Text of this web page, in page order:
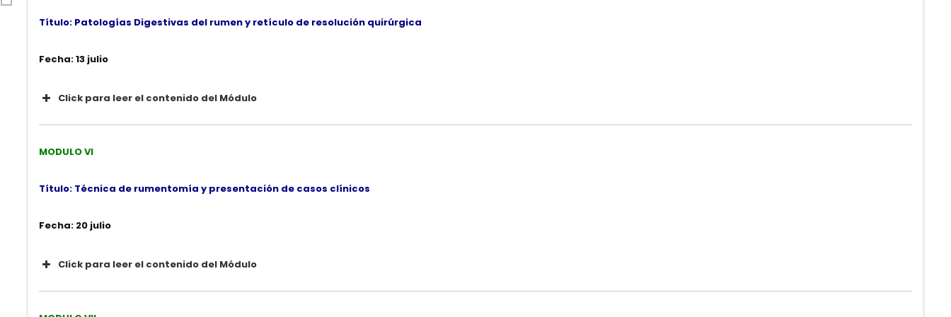
Título: Patologías Digestivas del rumen y retículo de resolución quirúrgica
Fecha: 13 julio
Click para leer el contenido del Módulo
MODULO VI
Título: Técnica de rumentomía y presentación de casos clínicos
Fecha: 20 julio
Click para leer el contenido del Módulo